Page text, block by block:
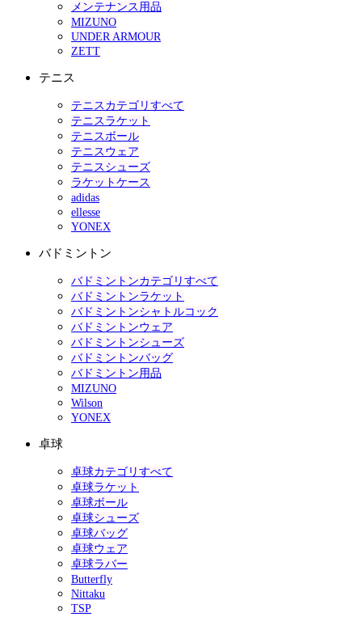
メンテナンス用品
MIZUNO
UNDER ARMOUR
ZETT
テニス
テニスカテゴリすべて
テニスラケット
テニスボール
テニスウェア
テニスシューズ
ラケットケース
adidas
ellesse
YONEX
バドミントン
バドミントンカテゴリすべて
バドミントンラケット
バドミントンシャトルコック
バドミントンウェア
バドミントンシューズ
バドミントンバッグ
バドミントン用品
MIZUNO
Wilson
YONEX
卓球
卓球カテゴリすべて
卓球ラケット
卓球ボール
卓球シューズ
卓球バッグ
卓球ウェア
卓球ラバー
Butterfly
Nittaku
TSP